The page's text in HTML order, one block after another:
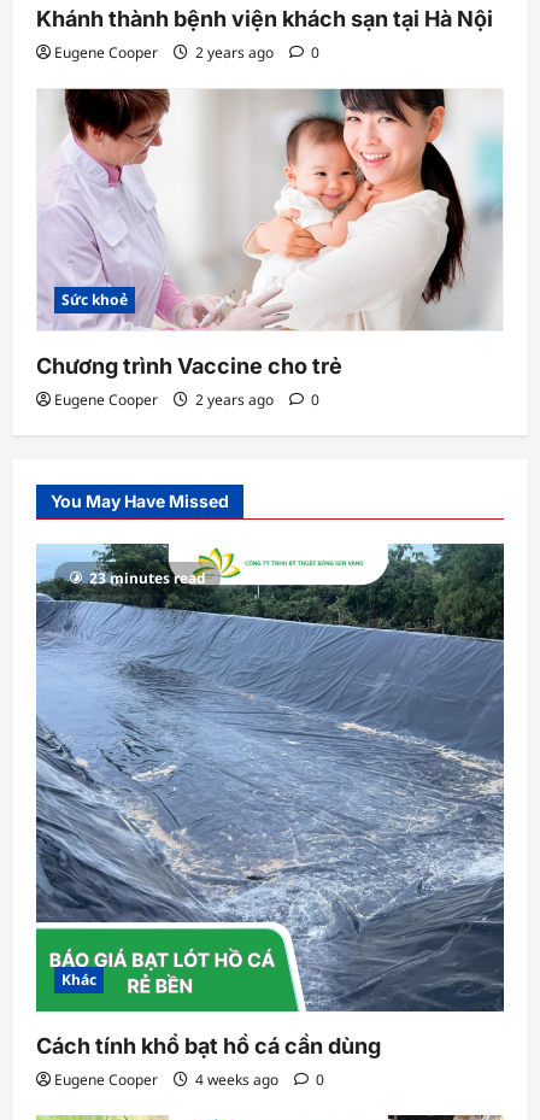
Khánh thành bệnh viện khách sạn tại Hà Nội
Eugene Cooper 2 years ago 0
Sức khoẻ
Chương trình Vaccine cho trẻ
Eugene Cooper 2 years ago 0
You May Have Missed
23 minutes read
Khác
Cách tính khổ bạt hồ cá cần dùng
Eugene Cooper 4 weeks ago 0